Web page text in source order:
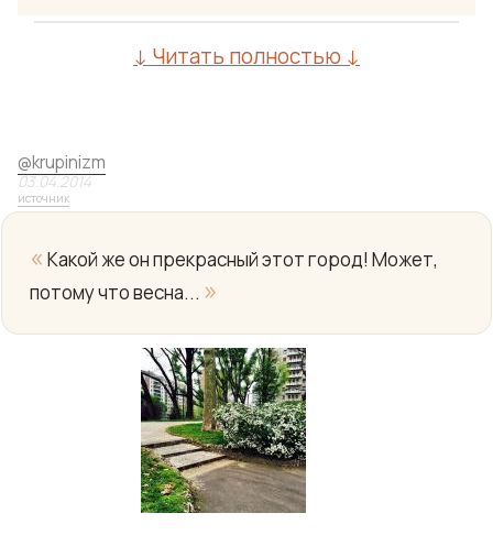
↓ Читать полностью ↓
@krupinizm
03.04.2014
источник
« Какой же он прекрасный этот город! Может,
потому что весна... »